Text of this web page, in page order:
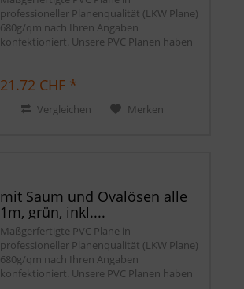
professioneller Planenqualität (LKW Plane)
680g/qm nach Ihren Angaben
konfektioniert. Unsere PVC Planen haben
7cm breit. Jede PVC...
21.72 CHF *
Vergleichen Merken
mit Saum und Ovalösen alle
1m, grün, inkl....
Maßgerfertigte PVC Plane in
professioneller Planenqualität (LKW Plane)
680g/qm nach Ihren Angaben
konfektioniert. Unsere PVC Planen haben